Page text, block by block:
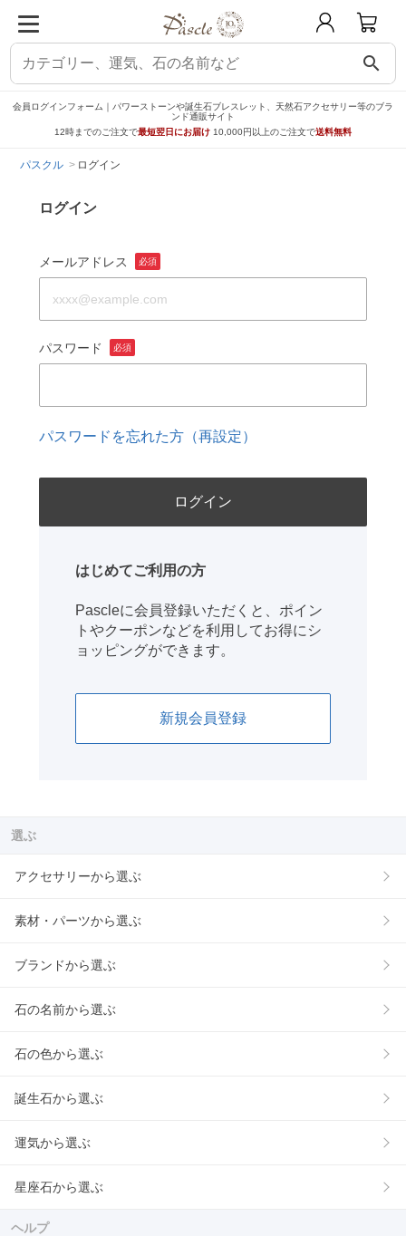
search
会員ログインフォーム｜パワーストーンや誕生石ブレスレット、天然石アクセサリー等のブラ
ンド通販サイト
12時までのご注文で最短翌日にお届け 10,000円以上のご注文で送料無料
パスクル ログイン
ログイン
メールアドレス 必須
パスワード 必須
パスワードを忘れた方（再設定）
はじめてご利用の方
Pascleに会員登録いただくと、ポイン
トやクーポンなどを利用してお得にシ
ョッピングができます。
新規会員登録
選ぶ
アクセサリーから選ぶ
素材・パーツから選ぶ
ブランドから選ぶ
石の名前から選ぶ
石の色から選ぶ
誕生石から選ぶ
運気から選ぶ
星座石から選ぶ
ヘルプ